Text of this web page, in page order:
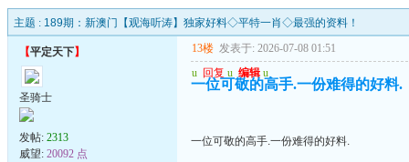
主题 : 189期：新澳门【观海听涛】独家好料◇平特一肖◇最强的资料！
【平定天下】
圣骑士
发帖: 2313
威望: 20092 点
13楼 发表于: 2026-07-08 01:51
u 回复 u 编辑 u
一位可敬的高手.一份难得的好料.
一位可敬的高手.一份难得的好料.